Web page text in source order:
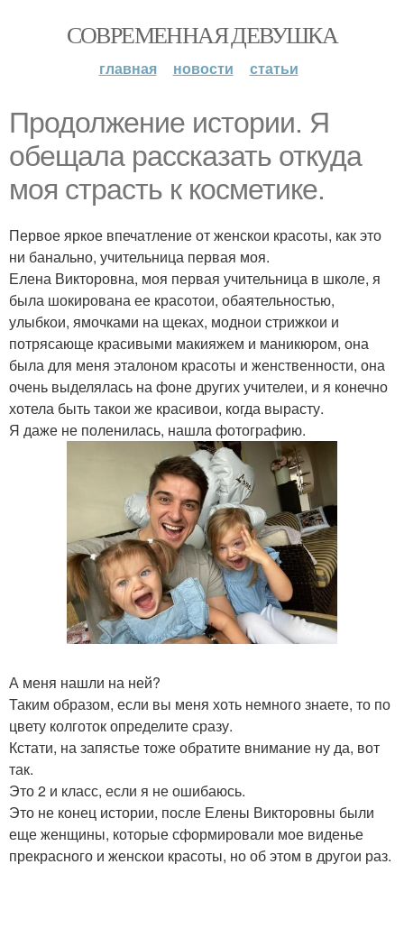
СОВРЕМЕННАЯ ДЕВУШКА
главная новости статьи
Продолжение истории. Я
обещала рассказать откуда
моя страсть к косметике.
Первое яркое впечатление от женскои красоты, как это
ни банально, учительница первая моя.
Елена Викторовна, моя первая учительница в школе, я
была шокирована ее красотои, обаятельностью,
улыбкои, ямочками на щеках, моднои стрижкои и
потрясающе красивыми макияжем и маникюром, она
была для меня эталоном красоты и женственности, она
очень выделялась на фоне других учителеи, и я конечно
хотела быть такои же красивои, когда вырасту.
Я даже не поленилась, нашла фотографию.
А меня нашли на ней?
Таким образом, если вы меня хоть немного знаете, то по
цвету колготок определите сразу.
Кстати, на запястье тоже обратите внимание ну да, вот
так.
Это 2 и класс, если я не ошибаюсь.
Это не конец истории, после Елены Викторовны были
еще женщины, которые сформировали мое виденье
прекрасного и женскои красоты, но об этом в другои раз.